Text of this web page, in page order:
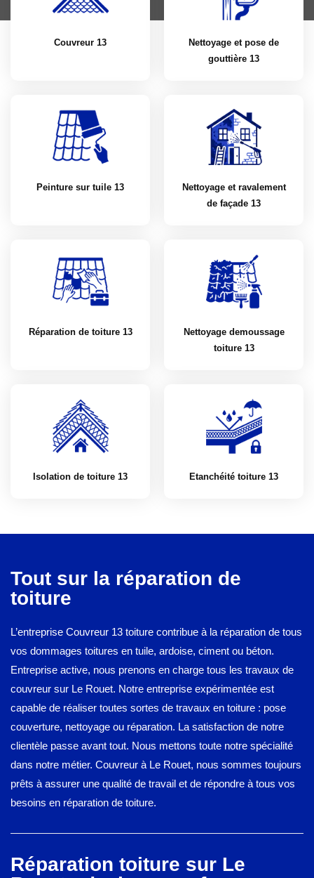
Couvreur 13
Nettoyage et pose de
gouttière 13
Peinture sur tuile 13
Nettoyage et ravalement
de façade 13
Réparation de toiture 13
Nettoyage demoussage
toiture 13
Isolation de toiture 13 Etanchéité toiture 13
Tout sur la réparation de
toiture
L’entreprise Couvreur 13 toiture contribue à la réparation de tous
vos dommages toitures en tuile, ardoise, ciment ou béton.
Entreprise active, nous prenons en charge tous les travaux de
couvreur sur Le Rouet. Notre entreprise expérimentée est
capable de réaliser toutes sortes de travaux en toiture : pose
couverture, nettoyage ou réparation. La satisfaction de notre
clientèle passe avant tout. Nous mettons toute notre spécialité
dans notre métier. Couvreur à Le Rouet, nous sommes toujours
prêts à assurer une qualité de travail et de répondre à tous vos
besoins en réparation de toiture.
Réparation toiture sur Le